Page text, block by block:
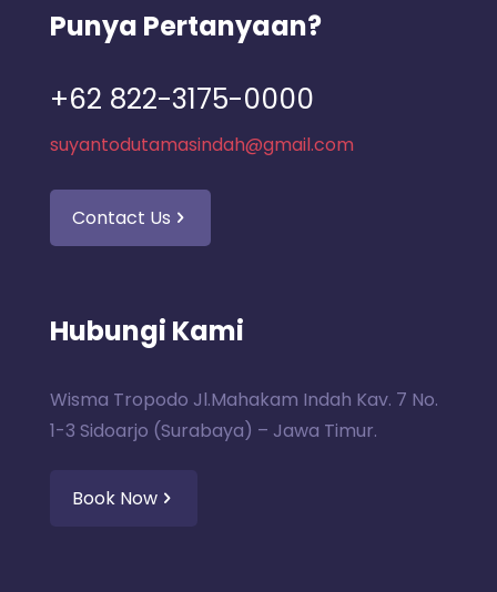
Punya Pertanyaan?
+62 822-3175-0000
suyantodutamasindah@gmail.com
Contact Us
Hubungi Kami
Wisma Tropodo Jl.Mahakam Indah Kav. 7 No.
1-3 Sidoarjo (Surabaya) – Jawa Timur.
Book Now